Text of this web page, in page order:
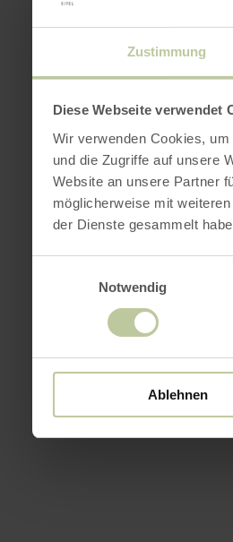
Zustimmung
Diese Webseite verwendet
Wir verwenden Cookies,
und die Zugriffe auf unsere
Website an unsere Partner
möglicherweise mit
der Dienste gesammelt
Notwendig
Ablehnen